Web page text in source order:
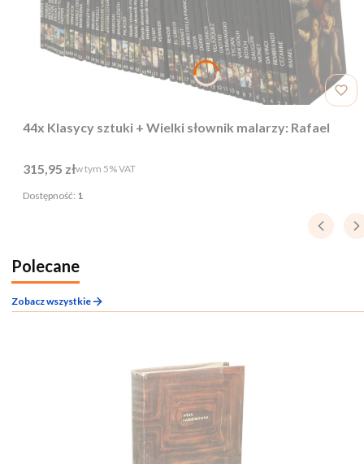
44x Klasycy sztuki + Wielki słownik malarzy: Rafael
Cena brutto
315,95 złw tym %s VAT
w tym 5%VAT
Dostępność: 1
Polecane
Zobacz wszystkie